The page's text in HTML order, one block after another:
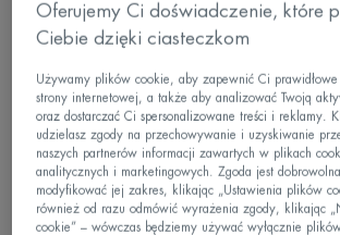
Odbicie wynikające ze zmian
załamania światła, co jest
przypadku światła widzialnego i
Ugięcie (dyfrakcję) przez włókna
poszczególnych warstw skóry, które
w przypadku warstwy rogowej i
Przenikanie przez warstwy
Oferujemy Ci doświadczenie, które
Ciebie dzięki ciasteczkom
Używamy plików cookie, aby zapewnić Ci prawidłowe
strony internetowej, a także aby analizować Twoją
oraz dostarczać Ci spersonalizowane treści i reklamy.
udzielasz zgody na przechowywanie i uzyskiwanie
naszych partnerów informacji zawartych w plikach
analitycznych i marketingowych. Zgoda jest
modyfikować jej zakres, klikając „Ustawienia plików
również od razu odmówić wyrażenia zgody, klikając
cookie” – wówczas będziemy używać wyłącznie